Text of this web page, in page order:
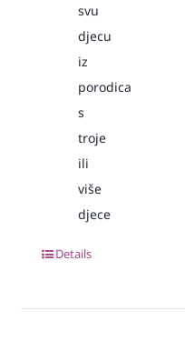
svu
djecu
iz
porodica
s
troje
ili
više
djece
Details